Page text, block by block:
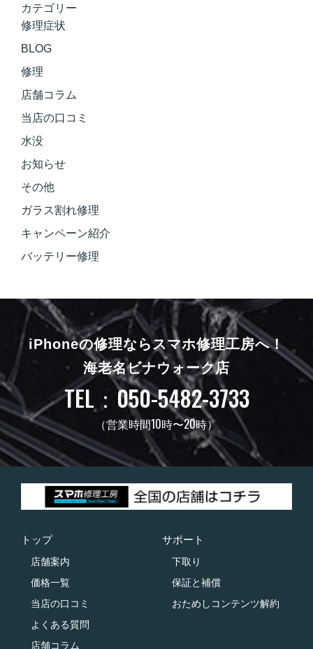
カテゴリー
修理症状
BLOG
修理
店舗コラム
当店の口コミ
水没
お知らせ
その他
ガラス割れ修理
キャンペーン紹介
バッテリー修理
iPhoneの修理ならスマホ修理工房へ！
海老名ビナウォーク店
TEL：050-5482-3733
（営業時間10時〜20時）
トップ
店舗案内
価格一覧
当店の口コミ
よくある質問
店舗コラム
サポート
下取り
保証と補償
おためしコンテンツ解約